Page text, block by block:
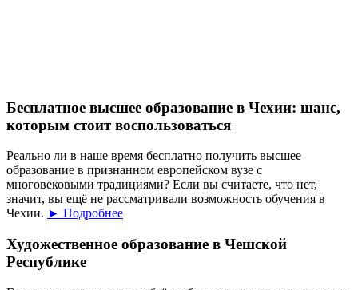
Бесплатное высшее образование в Чехии: шанс,
которым стоит воспользоваться
Реально ли в наше время бесплатно получить высшее
образование в признанном европейском вузе с
многовековыми традициями? Если вы считаете, что нет,
значит, вы ещё не рассматривали возможность обучения в
Чехии. ► Подробнее
Художественное образование в Чешской
Республике